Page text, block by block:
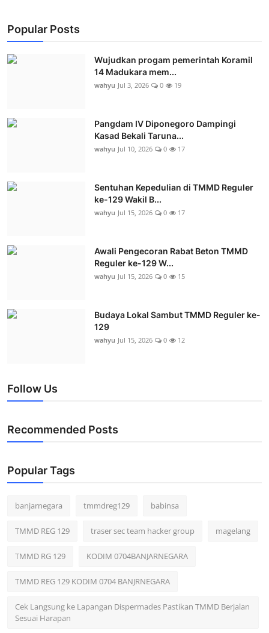
Popular Posts
Wujudkan progam pemerintah Koramil
14 Madukara mem...
wahyu Jul 3, 2026 0 19
Pangdam IV Diponegoro Dampingi
Kasad Bekali Taruna...
wahyu Jul 10, 2026 0 17
Sentuhan Kepedulian di TMMD Reguler
ke-129 Wakil B...
wahyu Jul 15, 2026 0 17
Awali Pengecoran Rabat Beton TMMD
Reguler ke-129 W...
wahyu Jul 15, 2026 0 15
Budaya Lokal Sambut TMMD Reguler ke-
129
wahyu Jul 15, 2026 0 12
Follow Us
Recommended Posts
Popular Tags
banjarnegara tmmdreg129 babinsa
TMMD REG 129 traser sec team hacker group magelang
TMMD RG 129 KODIM 0704BANJARNEGARA
TMMD REG 129 KODIM 0704 BANJRNEGARA
Cek Langsung ke Lapangan Dispermades Pastikan TMMD Berjalan
Sesuai Harapan